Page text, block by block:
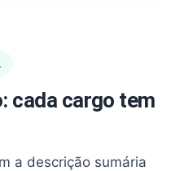
cada cargo tem
a descrição sumária